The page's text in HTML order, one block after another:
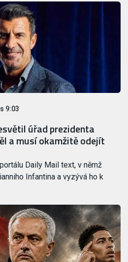
9:03
úřad prezidenta
a musí okamžitě odejít
Daily Mail text, v němž
Infantina a vyzývá ho k